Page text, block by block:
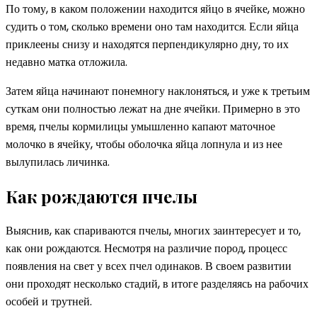
По тому, в каком положении находится яйцо в ячейке, можно
судить о том, сколько времени оно там находится. Если яйца
приклеены снизу и находятся перпендикулярно дну, то их
недавно матка отложила.
Затем яйца начинают понемногу наклоняться, и уже к третьим
суткам они полностью лежат на дне ячейки. Примерно в это
время, пчелы кормилицы умышленно капают маточное
молочко в ячейку, чтобы оболочка яйца лопнула и из нее
вылупилась личинка.
Как рождаются пчелы
Выяснив, как спариваются пчелы, многих заинтересует и то,
как они рождаются. Несмотря на различие пород, процесс
появления на свет у всех пчел одинаков. В своем развитии
они проходят несколько стадий, в итоге разделяясь на рабочих
особей и трутней.